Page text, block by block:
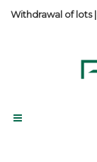
Withdrawal of lots|